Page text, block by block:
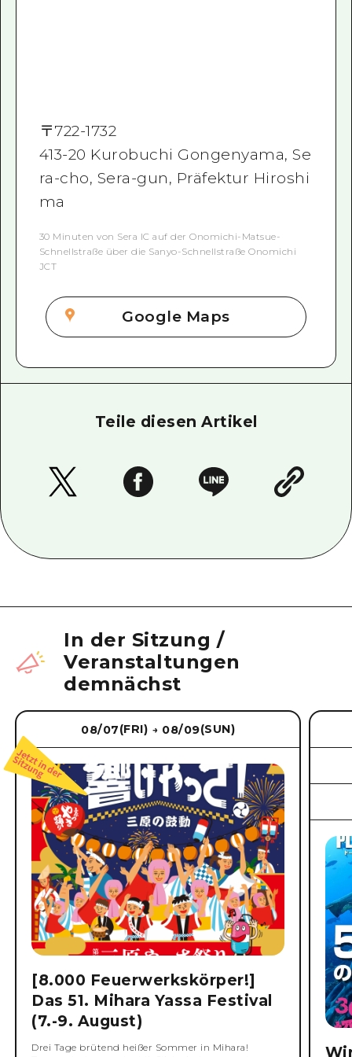
〒722-1732
413-20 Kurobuchi Gongenyama, Se
ra-cho, Sera-gun, Präfektur Hiroshi
ma
30 Minuten von Sera IC auf der Onomichi-Matsue-
Schnellstraße über die Sanyo-Schnellstraße Onomichi
JCT
Google Maps
Teile diesen Artikel
In der Sitzung /
Veranstaltungen
demnächst
08/07(FRI) → 08/09(SUN)
[8.000 Feuerwerkskörper!]
Das 51. Mihara Yassa Festival
(7.-9. August)
Drei Tage brütend heißer Sommer in Mihara!